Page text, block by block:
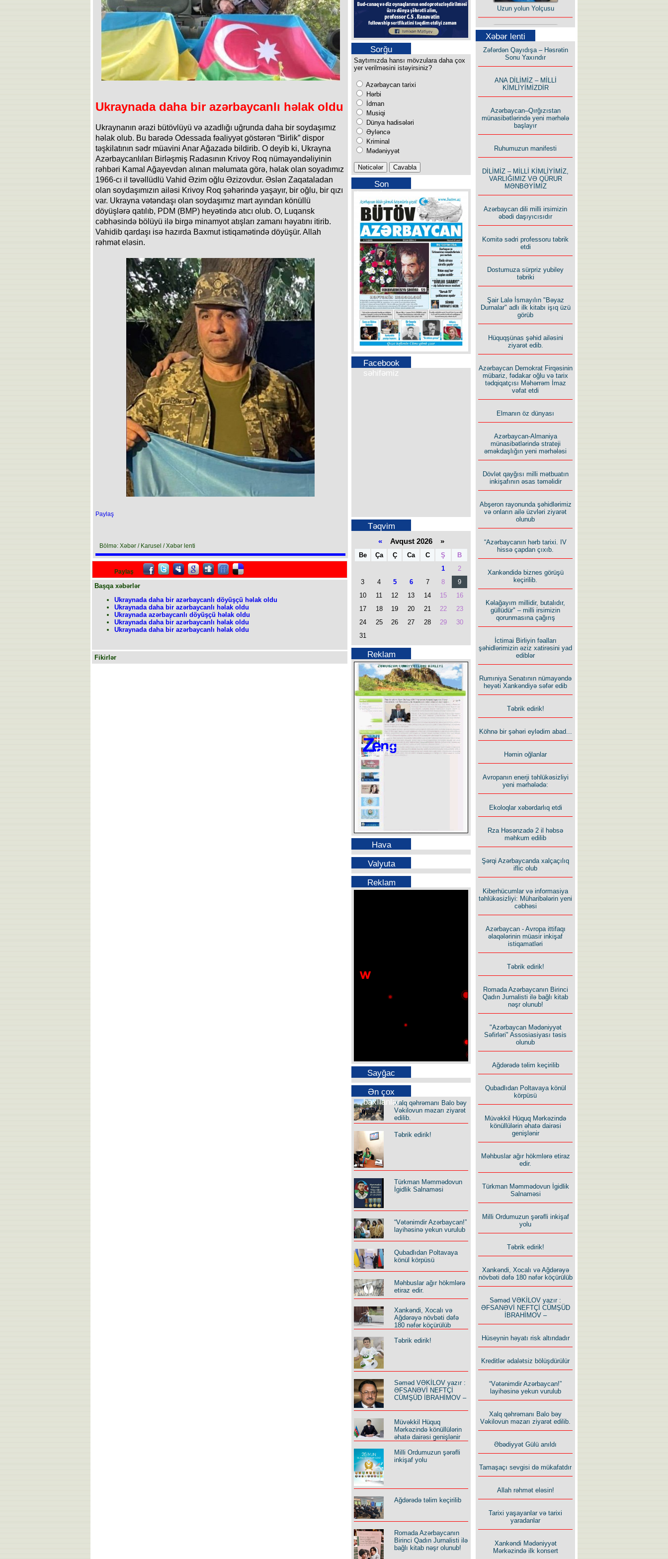
Ukraynada daha bir azərbaycanlı həlak oldu
Ukraynanın ərazi bütövlüyü və azadlığı uğrunda daha bir soydaşımız
həlak olub. Bu barədə Odessada fəaliyyət göstərən “Birlik” dispor
təşkilatının sədr müavini Anar Ağazadə bildirib. O deyib ki, Ukrayna
Azərbaycanlıları Birləşmiş Radasının Krivoy Roq nümayəndəliyinin
rəhbəri Kamal Ağayevdən alınan məlumata görə, həlak olan soyadımız
1966-cı il təvəllüdlü Vahid Əzim oğlu Əzizovdur. Əslən Zaqataladan
olan soydaşımızın ailəsi Krivoy Roq şəhərində yaşayır, bir oğlu, bir qızı
var. Ukrayna vətəndaşı olan soydaşımız mart ayından könüllü
döyüşlərə qatılıb, PDM (BMP) heyətində atıcı olub. O, Luqansk
cəbhəsində bölüyü ilə birgə minamyot atışları zamanı həyatını itirib.
Vahidib qardaşı isə hazırda Baxmut istiqamətində döyüşür. Allah
rəhmət eləsin.
Paylaş
Bölmə: Xəbər / Karusel / Xəbər lenti
Paylaş
Başqa xəbərlər
Ukraynada daha bir azərbaycanlı döyüşçü həlak oldu
Ukraynada daha bir azərbaycanlı həlak oldu
Ukraynada azərbaycanlı döyüşçü həlak oldu
Ukraynada daha bir azərbaycanlı həlak oldu
Ukraynada daha bir azərbaycanlı həlak oldu
Fikirlər
Sorğu
Saytımızda hansı mövzulara daha çox
yer verilməsini istəyirsiniz?
Azərbaycan tarixi
Hərbi
İdman
Musiqi
Dünya hadisələri
Əyləncə
Kriminal
Mədəniyyət
Son
buraxılışımız
Facebook
səhifəmiz
Təqvim
«Avqust 2026 »
Be Ça Ç Ca C Ş
B
1
2
3
4 5 6 7 8
9
10
11 12 13 14 15
16
17
18 19 20 21 22
23
24
25 26 27 28 29
30
31
Reklam
Hava
Valyuta
Reklam
Sayğac
Ən çox
baxılanlarXalq qəhrəmanı Balo bəy
Vəkilovun məzarı ziyarət
edilib.
Təbrik edirik!
Türkman Məmmədovun
İgidlik Salnaməsi
“Vətənimdir Azərbaycan!”
layihəsinə yekun vurulub
Qubadlıdan Poltavaya
könül körpüsü
Məhbuslar ağır hökmlərə
etiraz edir.
Xankəndi, Xocalı və
Ağdərəyə növbəti dəfə
180 nəfər köçürülüb
Təbrik edirik!
Səməd VƏKİLOV yazır :
ƏFSANƏVİ NEFTÇİ
CÜMŞÜD İBRAHİMOV –
Müvəkkil Hüquq
Mərkəzində könüllülərin
əhatə dairəsi genişlənir
Milli Ordumuzun şərəfli
inkişaf yolu
Ağdərədə təlim keçirilib
Romada Azərbaycanın
Birinci Qadın Jurnalisti ilə
bağlı kitab nəşr olunub!
Rusiyanın süqutunu qaçılmaz
edən beş şərt
Xəbər lenti
Zəfərdən Qayıdışa – Həsrətin
Sonu Yaxındır
ANA DİLİMİZ – MİLLİ
KİMLİYİMİZDİR
Azərbaycan–Qırğızıstan
münasibətlərində yeni mərhələ
başlayır
Ruhumuzun manifesti
DİLİMİZ – MİLLİ KİMLİYİMİZ,
VARLIĞIMIZ VƏ QÜRUR
MƏNBƏYİMİZ
Azərbaycan dili milli irsimizin
əbədi daşıyıcısıdır
Komitə sədri professoru təbrik
etdi
Dostumuza sürpriz yubiley
təbriki
Şair Lalə İsmayılın "Bəyaz
Durnalar" adlı ilk kitabı işıq üzü
görüb
Hüquqşünas şəhid ailəsini
ziyarət edib.
Azərbaycan Demokrat Firqəsinin
mübariz, fədakar oğlu və tarix
tədqiqatçısı Məhərrəm İmaz
vəfat etdi
Elmanın öz dünyası
Azərbaycan-Almaniya
münasibətlərində strateji
əməkdaşlığın yeni mərhələsi
Dövlət qayğısı milli mətbuatın
inkişafının əsas təməlidir
Abşeron rayonunda şəhidlərimiz
və onların ailə üzvləri ziyarət
olunub
“Azərbaycanın hərb tarixi. IV
hissə çapdan çıxıb.
Xankəndidə biznes görüşü
keçirilib.
Kəlağayım millidir, butalıdır,
güllüdür" – milli irsimizin
qorunmasına çağırış
İctimai Birliyin fəalları
şəhidlərimizin əziz xatirəsini yad
ediblər
Rumıniya Senatının nümayəndə
heyəti Xankəndiyə səfər edib
Təbrik edirik!
Köhnə bir şəhəri eylədim abad...
Həmin oğlanlar
Avropanın enerji təhlükəsizliyi
yeni mərhələdə:
Ekoloqlar xəbərdarlıq etdi
Rza Həsənzadə 2 il həbsə
məhkum edilib
Şərqi Azərbaycanda xalçaçılıq
iflic olub
Kiberhücumlar və informasiya
təhlükəsizliyi: Müharibələrin yeni
cəbhəsi
Azərbaycan - Avropa ittifaqı
əlaqələrinin müasir inkişaf
istiqamatləri
Təbrik edirik!
Romada Azərbaycanın Birinci
Qadın Jurnalisti ilə bağlı kitab
nəşr olunub!
"Azərbaycan Mədəniyyət
Səfirləri" Assosiasiyası təsis
olunub
Ağdərədə təlim keçirilib
Qubadlıdan Poltavaya könül
körpüsü
Müvəkkil Hüquq Mərkəzində
könüllülərin əhatə dairəsi
genişlənir
Məhbuslar ağır hökmlərə etiraz
edir.
Türkman Məmmədovun İgidlik
Salnaməsi
Milli Ordumuzun şərəfli inkişaf
yolu
Təbrik edirik!
Xankəndi, Xocalı və Ağdərəyə
növbəti dəfə 180 nəfər köçürülüb
Səməd VƏKİLOV yazır :
ƏFSANƏVİ NEFTÇİ CÜMŞÜD
İBRAHİMOV –
Hüseynin həyatı risk altındadır
Kreditlər ədalətsiz bölüşdürülür
“Vətənimdir Azərbaycan!”
layihəsinə yekun vurulub
Xalq qəhrəmanı Balo bəy
Vəkilovun məzarı ziyarət edilib.
Əbədiyyət Gülü anıldı
Tamaşaçı sevgisi də mükafatdır
Allah rəhmət eləsin!
Tarixi yaşayanlar və tarixi
yaradanlar
Xankəndi Mədəniyyət
Mərkəzində ilk konsert